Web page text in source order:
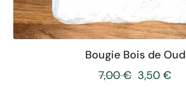
Bougie Bois de Oud
7,00€ 3,50€